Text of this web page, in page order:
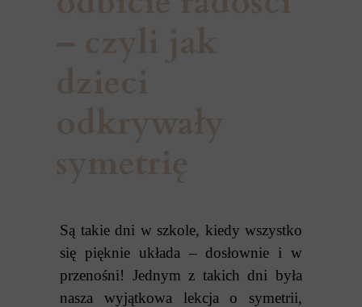
Są takie dni w szkole, kiedy wszystko
się pięknie układa – dosłownie i w
przenośni! Jednym z takich dni była
nasza wyjątkowa lekcja o symetrii,